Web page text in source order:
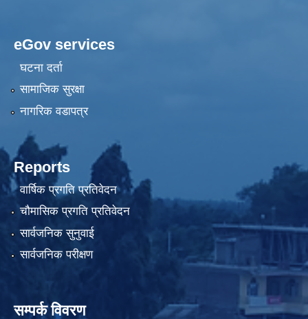
eGov services
घटना दर्ता
सामाजिक सुरक्षा
नागरिक वडापत्र
Reports
वार्षिक प्रगति प्रतिवेदन
चौमासिक प्रगति प्रतिवेदन
सार्वजनिक सुनुवाई
सार्वजनिक परीक्षण
सम्पर्क विवरण